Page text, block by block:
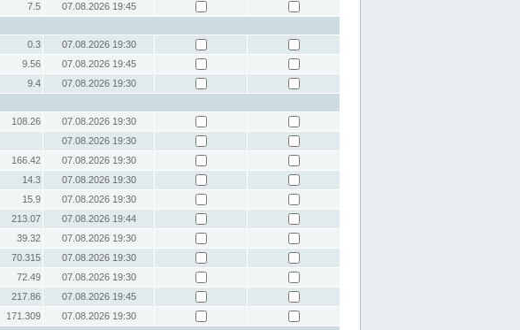
7.5
07.08.2026 19:45
0.3
07.08.2026 19:30
9.56
07.08.2026 19:45
9.4
07.08.2026 19:30
108.26
07.08.2026 19:30
07.08.2026 19:30
166.42
07.08.2026 19:30
14.3
07.08.2026 19:30
15.9
07.08.2026 19:30
213.07
07.08.2026 19:44
39.32
07.08.2026 19:30
70.315
07.08.2026 19:30
72.49
07.08.2026 19:30
217.86
07.08.2026 19:45
171.309
07.08.2026 19:30